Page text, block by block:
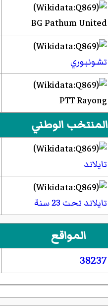
BG Pathum United
تشونبوري
PTT Rayong
المنتخب الوطني
تايلاند
تايلاند تحت 23 سنة
المواقع
38237